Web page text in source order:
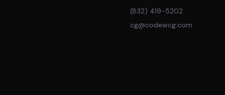
(832) 419-5202
cg@codewcg.com